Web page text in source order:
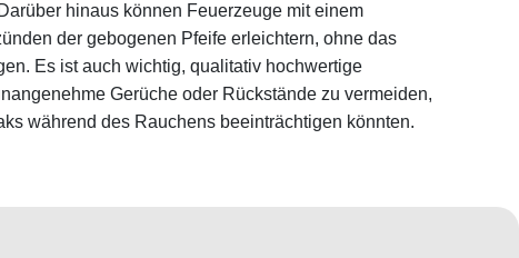
hinaus können Feuerzeuge mit einem
der gebogenen Pfeife erleichtern, ohne das
Es ist auch wichtig, qualitativ hochwertige
Gerüche oder Rückstände zu vermeiden,
während des Rauchens beeinträchtigen könnten.